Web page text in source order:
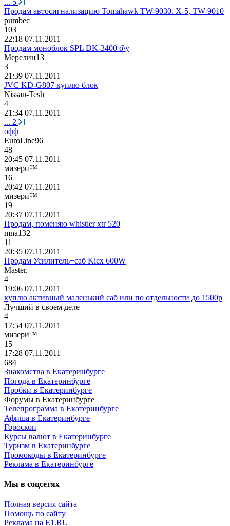
Продам автосигнализацию Tomahawk TW-9030. X-5, TW-9010
pumbec
103
22:18 07.11.2011
Продам моноблок SPL DK-3400 б\у
Мерелин13
3
21:39 07.11.2011
JVC KD-G807 куплю блок
Nissan-Tesh
4
21:34 07.11.2011
... 2
офф
EuroLine96
48
20:45 07.11.2011
мизери™
16
20:42 07.11.2011
мизери™
19
20:37 07.11.2011
Продам, поменяю whistler xtr 520
mna132
11
20:35 07.11.2011
Продам Усилитель+саб Kicx 600W
Master.
4
19:06 07.11.2011
куплю активный маленький саб или по отдельности до 1500р
Лучший в своем деле
4
17:54 07.11.2011
мизери™
15
17:28 07.11.2011
684
Знакомства в Екатеринбурге
Погода в Екатеринбурге
Пробки в Екатеринбурге
Форумы в Екатеринбурге
Телепрограмма в Екатеринбурге
Афиша в Екатеринбурге
Гороскоп
Курсы валют в Екатеринбурге
Туризм в Екатеринбурге
Промокоды в Екатеринбурге
Реклама в Екатеринбурге
Мы в соцсетях
Полная версия сайта
Помощь по сайту
Реклама на E1.RU